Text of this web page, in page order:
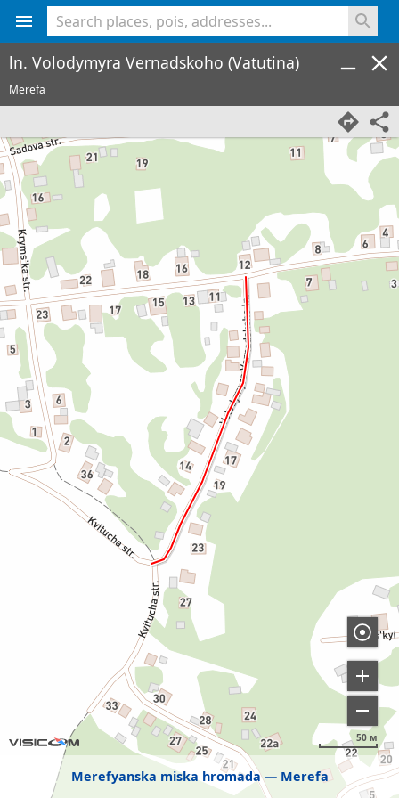
Merefyanska miska hromada Merefa
50 м
ln. Volodymyra Vernadskoho (Vatutina)
Merefa
<% console.log(hcard) %>